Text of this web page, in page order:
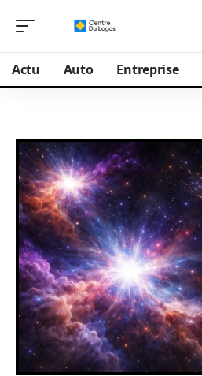
Actu Auto Entreprise